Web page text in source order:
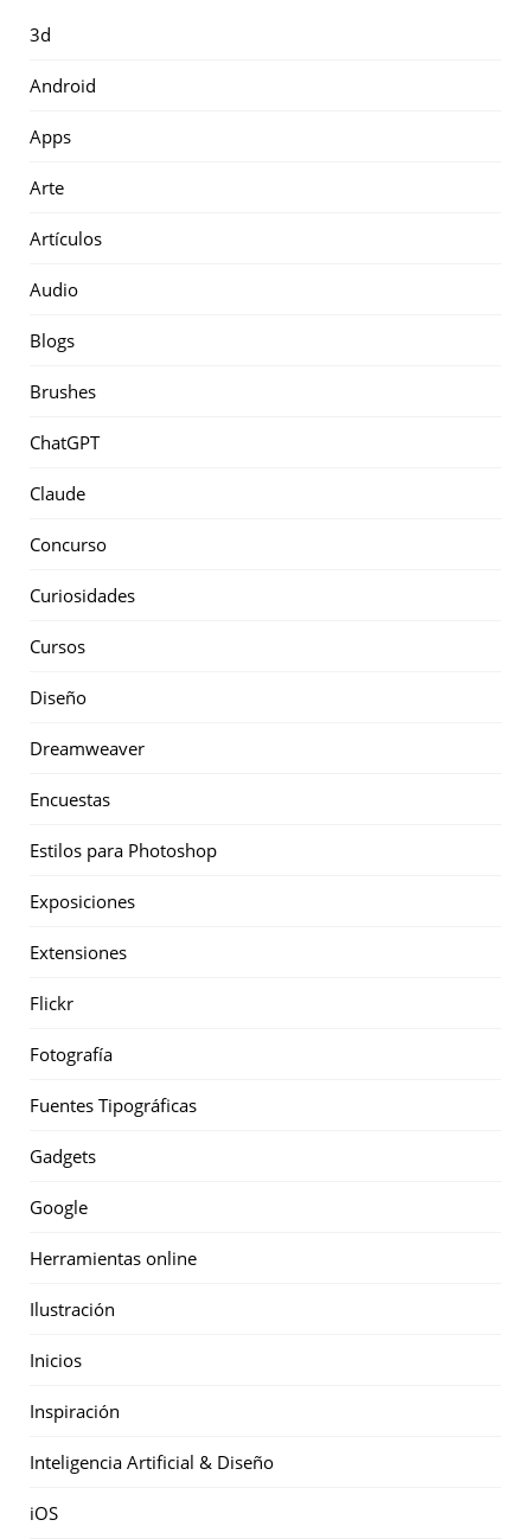
3d
Android
Apps
Arte
Artículos
Audio
Blogs
Brushes
ChatGPT
Claude
Concurso
Curiosidades
Cursos
Diseño
Dreamweaver
Encuestas
Estilos para Photoshop
Exposiciones
Extensiones
Flickr
Fotografía
Fuentes Tipográficas
Gadgets
Google
Herramientas online
Ilustración
Inicios
Inspiración
Inteligencia Artificial & Diseño
iOS